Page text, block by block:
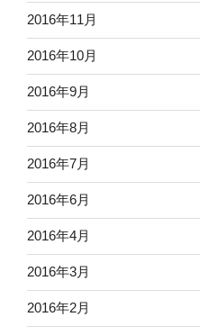
2016年11月
2016年10月
2016年9月
2016年8月
2016年7月
2016年6月
2016年4月
2016年3月
2016年2月